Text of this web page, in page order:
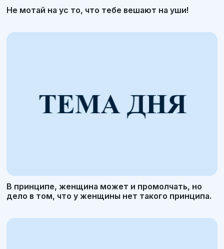
Не мотай на ус то, что тебе вешают на уши!
В принципе, женщина может и промолчать, но
дело в том, что у женщины нет такого принципа.